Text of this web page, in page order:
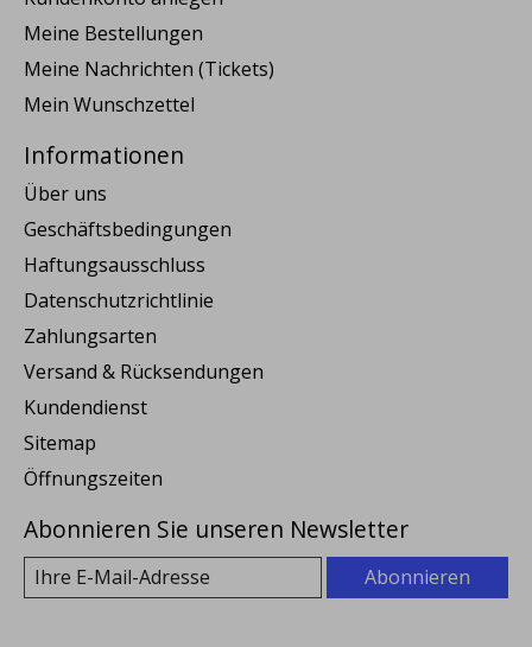
Meine Bestellungen
Meine Nachrichten (Tickets)
Mein Wunschzettel
Informationen
Über uns
Geschäftsbedingungen
Haftungsausschluss
Datenschutzrichtlinie
Zahlungsarten
Versand & Rücksendungen
Kundendienst
Sitemap
Öffnungszeiten
Abonnieren Sie unseren Newsletter
Abonnieren